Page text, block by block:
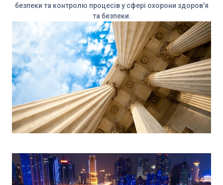
безпеки та контролю процесів у сфері охорони здоров'я
та безпеки.